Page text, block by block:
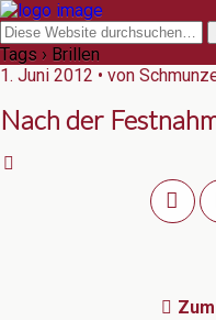
Tags › Brillen
1. Juni 2012 • von
Nach der